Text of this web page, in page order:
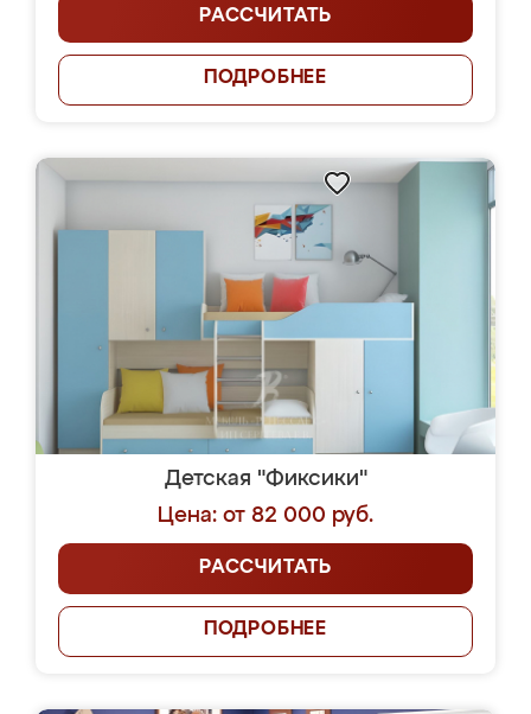
РАССЧИТАТЬ
ПОДРОБНЕЕ
Детская "Фиксики"
Цена: от 82 000 руб.
РАССЧИТАТЬ
ПОДРОБНЕЕ